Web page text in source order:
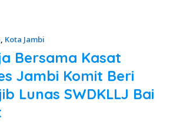
, Kota Jambi
Bersama Kasat
Jambi Komit Beri
Lunas SWDKLLJ Bai